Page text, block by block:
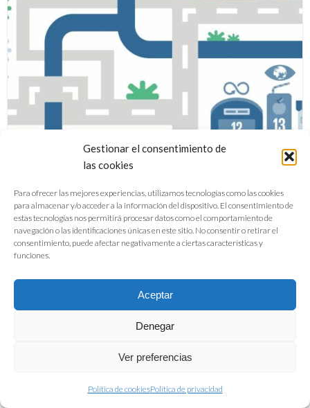
Gestionar el consentimiento de
las cookies
Para ofrecer las mejores experiencias, utilizamos tecnologías como las cookies
para almacenar y/o acceder a la información del dispositivo. El consentimiento de
estas tecnologías nos permitirá procesar datos como el comportamiento de
navegación o las identificaciones únicas en este sitio. No consentir o retirar el
consentimiento, puede afectar negativamente a ciertas características y
funciones.
Aceptar
Denegar
Ver preferencias
Política de cookiesPolítica de privacidad
Una iniciativa global: la industria de
alimentación y bebidas frente a los
ODS